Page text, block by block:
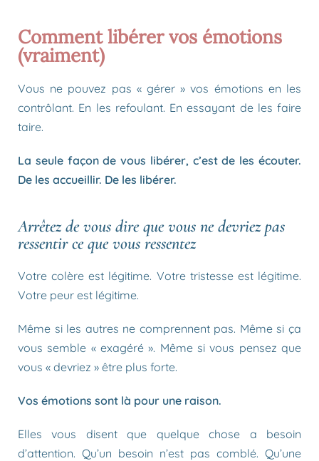
Comment libérer vos émotions
(vraiment)
Vous ne pouvez pas « gérer » vos émotions en les
contrôlant. En les refoulant. En essayant de les faire
taire.
La seule façon de vous libérer, c’est de les écouter.
De les accueillir. De les libérer.
Arrêtez de vous dire que vous ne devriez pas
ressentir ce que vous ressentez
Votre colère est légitime. Votre tristesse est légitime.
Votre peur est légitime.
Même si les autres ne comprennent pas. Même si ça
vous semble « exagéré ». Même si vous pensez que
vous « devriez » être plus forte.
Vos émotions sont là pour une raison.
Elles vous disent que quelque chose a besoin
d’attention. Qu’un besoin n’est pas comblé. Qu’une